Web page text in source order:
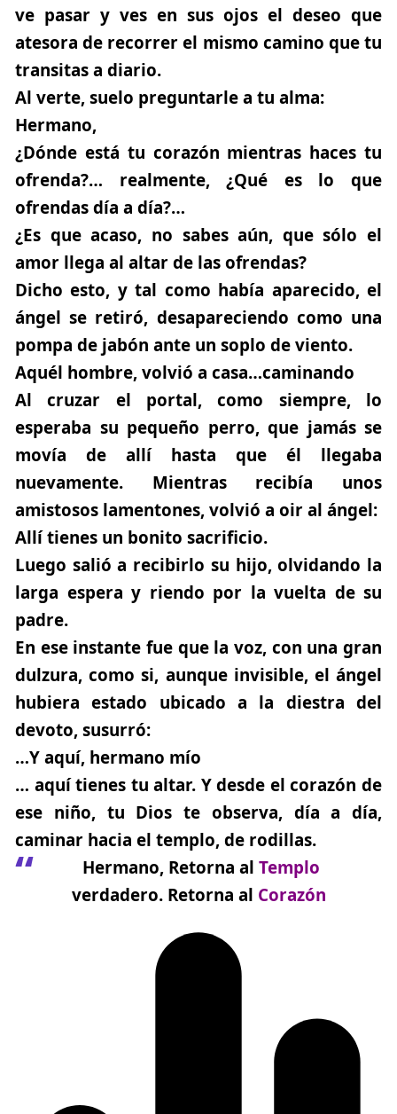
ve pasar y ves en sus ojos el deseo que
atesora de recorrer el mismo camino que tu
transitas a diario.
Al verte, suelo preguntarle a tu alma:
Hermano,
¿Dónde está tu corazón mientras haces tu
ofrenda?… realmente, ¿Qué es lo que
ofrendas día a día?…
¿Es que acaso, no sabes aún, que sólo el
amor llega al altar de las ofrendas?
Dicho esto, y tal como había aparecido, el
ángel se retiró, desapareciendo como una
pompa de jabón ante un soplo de viento.
Aquél hombre, volvió a casa…caminando
Al cruzar el portal, como siempre, lo
esperaba su pequeño perro, que jamás se
movía de allí hasta que él llegaba
nuevamente. Mientras recibía unos
amistosos lamentones, volvió a oir al ángel:
Allí tienes un bonito sacrificio.
Luego salió a recibirlo su hijo, olvidando la
larga espera y riendo por la vuelta de su
padre.
En ese instante fue que la voz, con una gran
dulzura, como si, aunque invisible, el ángel
hubiera estado ubicado a la diestra del
devoto, susurró:
…Y aquí, hermano mío
… aquí tienes tu altar. Y desde el corazón de
ese niño, tu Dios te observa, día a día,
caminar hacia el templo, de rodillas.
Hermano, Retorna al Templo
verdadero. Retorna al Corazón